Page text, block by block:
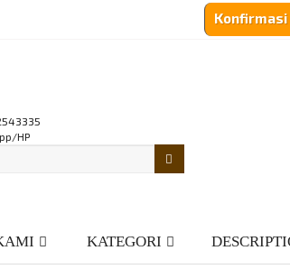
Konfirmasi
HP
KATEGORI